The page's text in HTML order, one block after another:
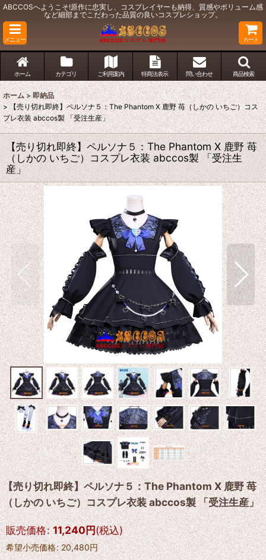
ABCCOSへようこそ!原作に忠実し、コスプレイヤーも納得、質感やボリューム感
など細部までこだわった品質の良いコスプレショップ。
メニュー カート
ホーム カテゴリ ご利用案内 特商法表示 問い合わせ 商品検索
ホーム > 即納品
> 【売り切れ即終】ペルソナ５：The Phantom X 鹿野 苺（しかの いちご）コス
プレ衣装 abccos製 「受注生産」
【売り切れ即終】ペルソナ５：The Phantom X 鹿野 苺
（しかの いちご）コスプレ衣装 abccos製 「受注生
産」
【売り切れ即終】ペルソナ５：The Phantom X 鹿野 苺
（しかの いちご）コスプレ衣装 abccos製 「受注生産」
販売価格: 11,240円(税込)
希望小売価格: 20,480円